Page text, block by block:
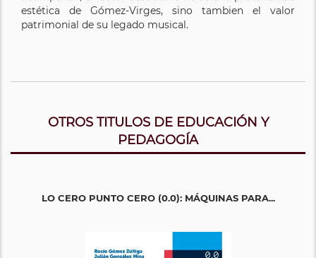
estética de Gómez-Virges, sino tambien el valor
patrimonial de su legado musical.
OTROS TITULOS DE EDUCACIÓN Y
PEDAGOGÍA
LO CERO PUNTO CERO (0.0): MÁQUINAS PARA...